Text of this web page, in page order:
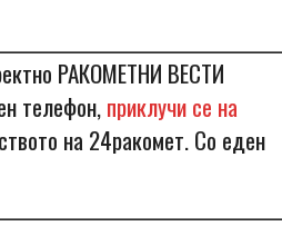
РАКОМЕТНИ ВЕСТИ
телефон,приклучи се на
на 24ракомет. Со еден